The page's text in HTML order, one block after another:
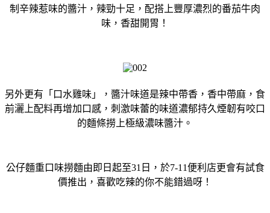
制辛辣惹味的醬汁，辣勁十足，配搭上豐厚濃烈的番茄牛肉
味，香甜開胃！
另外更有「口水雞味」，醬汁味道是辣中帶香，香中帶麻，食
前灑上配料再增加口感，刺激味蕾的味道濃郁持久煙韌有咬口
的麵條撈上極級濃味醬汁。
公仔麵重口味撈麵由即日起至31日，於7-11便利店更會有試食
價推出，喜歡吃辣的你不能錯過呀！